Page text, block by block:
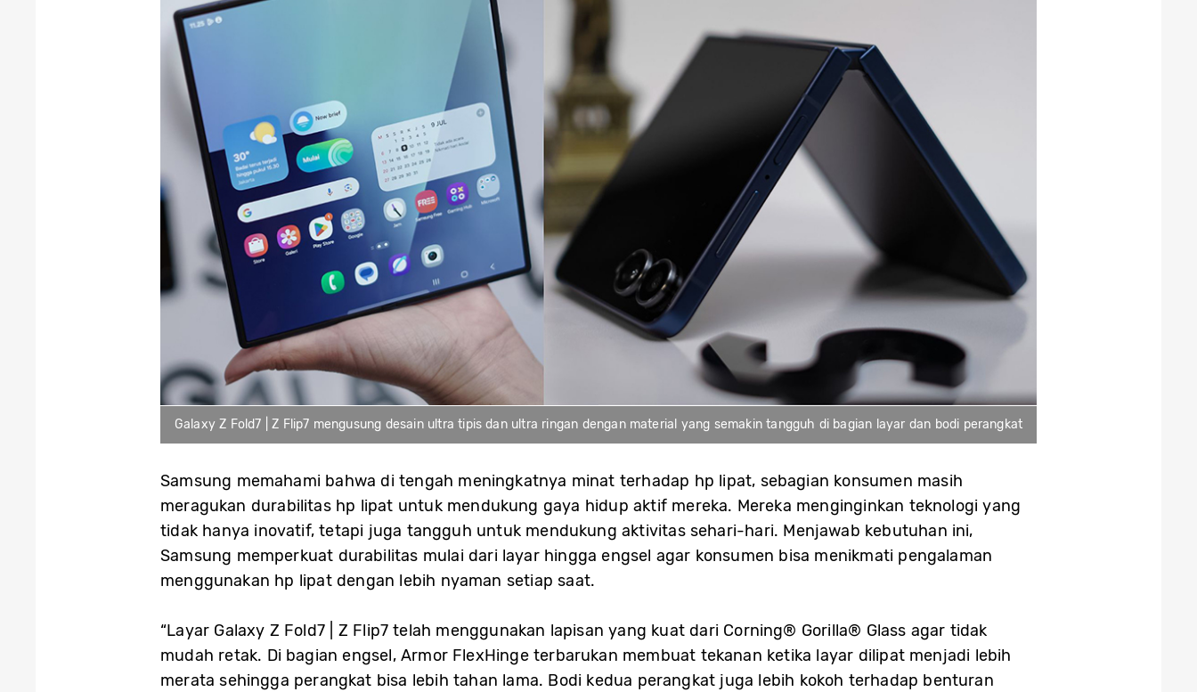
Galaxy Z Fold7 | Z Flip7 mengusung desain ultra tipis dan ultra ringan dengan material yang semakin tangguh di bagian layar dan bodi perangkat
Samsung memahami bahwa di tengah meningkatnya minat terhadap hp lipat, sebagian konsumen masih
meragukan durabilitas hp lipat untuk mendukung gaya hidup aktif mereka. Mereka menginginkan teknologi yang
tidak hanya inovatif, tetapi juga tangguh untuk mendukung aktivitas sehari-hari. Menjawab kebutuhan ini,
Samsung memperkuat durabilitas mulai dari layar hingga engsel agar konsumen bisa menikmati pengalaman
menggunakan hp lipat dengan lebih nyaman setiap saat.
“Layar Galaxy Z Fold7 | Z Flip7 telah menggunakan lapisan yang kuat dari Corning® Gorilla® Glass agar tidak
mudah retak. Di bagian engsel, Armor FlexHinge terbarukan membuat tekanan ketika layar dilipat menjadi lebih
merata sehingga perangkat bisa lebih tahan lama. Bodi kedua perangkat juga lebih kokoh terhadap benturan